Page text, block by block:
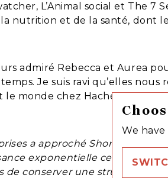
We
L’Animal social et The 7
nutrition et de la santé, dont
admiré Rebecca et Aurea
Je suis ravi qu’elles
monde chez Hachette UK
a approché Short Books
exponentielle ces dix
de conserver une structure